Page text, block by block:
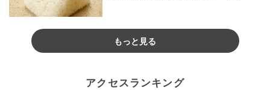
もっと見る
アクセスランキング